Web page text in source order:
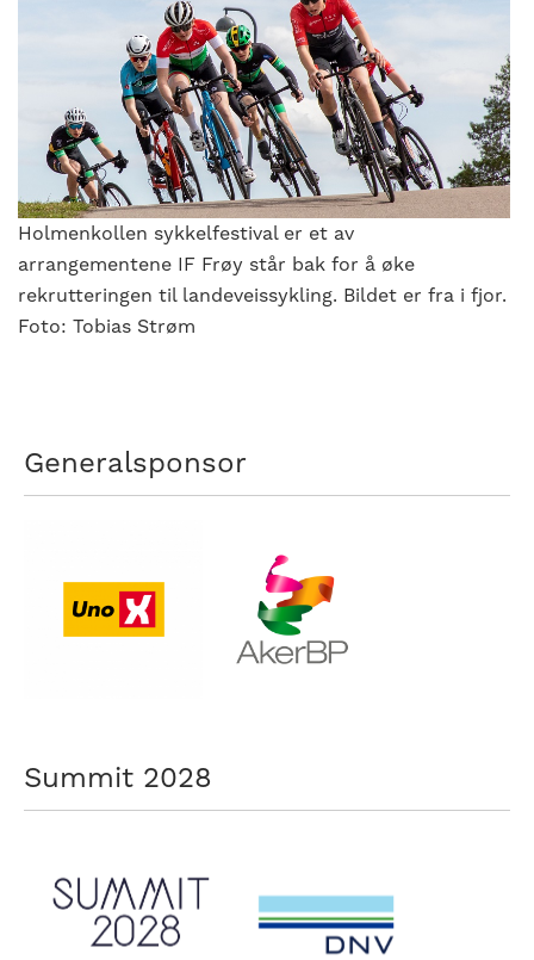
Holmenkollen sykkelfestival er et av
arrangementene IF Frøy står bak for å øke
rekrutteringen til landeveissykling. Bildet er fra i fjor.
Foto: Tobias Strøm
Generalsponsor
Summit 2028